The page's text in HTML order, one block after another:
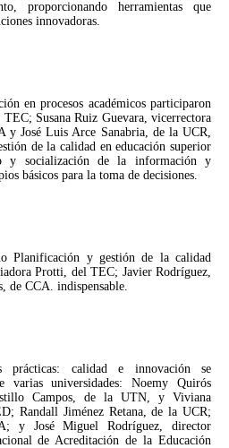
proporcionando herramientas que
innovadoras.
en procesos académicos participaron
Susana Ruiz Guevara, vicerrectora
José Luis Arce Sanabria, de la UCR,
de la calidad en educación superior
y socialización de la información y
básicos para la toma de decisiones.
Planificación y gestión de la calidad
Protti, del TEC; Javier Rodríguez,
de CCA. indispensable.
prácticas: calidad e innovación se
varias universidades: Noemy Quirós
Campos, de la UTN, y Viviana
Randall Jiménez Retana, de la UCR;
y José Miguel Rodríguez, director
de Acreditación de la Educación